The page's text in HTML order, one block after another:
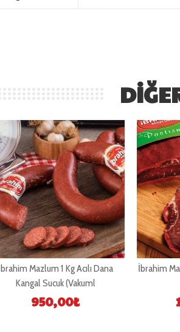
Mazlum 1 Kg Acılı Dana
Kangal Sucuk (Vakuml
950,00₺
İbrahim